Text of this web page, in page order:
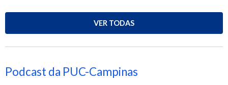
VER TODAS
Podcast da PUC-Campinas